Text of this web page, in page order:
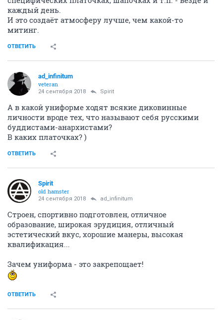
каждый день.
И это создаёт атмосферу лучше, чем какой-то
митинг.
ОТВЕТИТЬ
ad_infinitum
veteran
24 сентября 2018 Spirit
А в какой униформе ходят всякие диковинные
личности вроде тех, что называют себя русскими
буддистами-анархистами?
В каких платочках? )
ОТВЕТИТЬ
Spirit
old hamster
24 сентября 2018 ad_infinitum
Строен, спортивно подготовлен, отличное
образование, широкая эрудиция, отличный
эстетический вкус, хорошие манеры, высокая
квалификация...
Зачем униформа - это закрепощает!
ОТВЕТИТЬ